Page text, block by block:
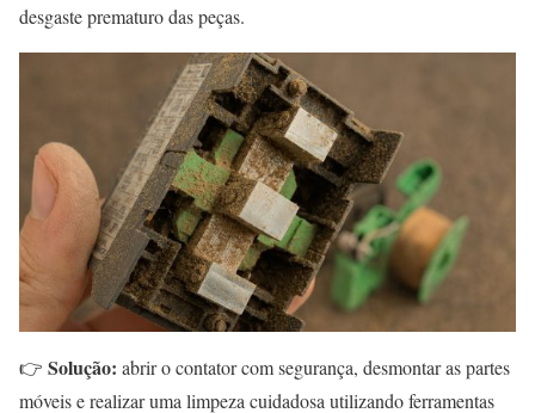
desgaste prematuro das peças.
👉 Solução: abrir o contator com segurança, desmontar as partes
móveis e realizar uma limpeza cuidadosa utilizando ferramentas